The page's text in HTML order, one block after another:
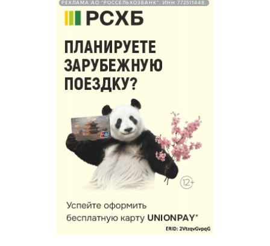
РЕКЛАМА АО "РОССЕЛЬХОЗБАНК". ИНН 772511448.